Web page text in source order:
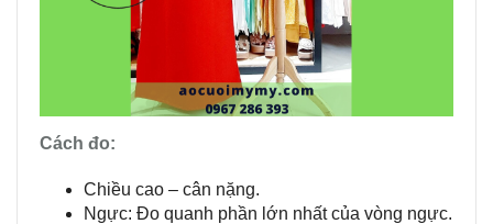
Cách đo:
Chiều cao – cân nặng.
Ngực: Đo quanh phần lớn nhất của vòng ngực.